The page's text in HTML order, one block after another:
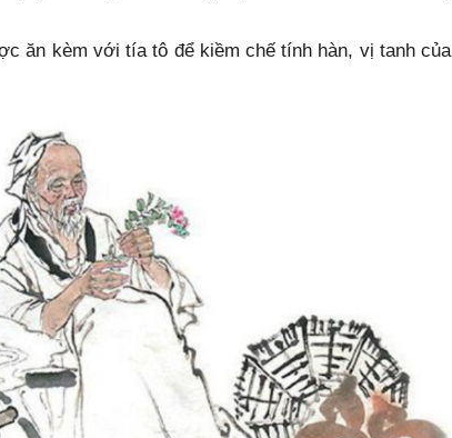
ăn kèm với tía tô để kiềm chế tính hàn, vị tanh của